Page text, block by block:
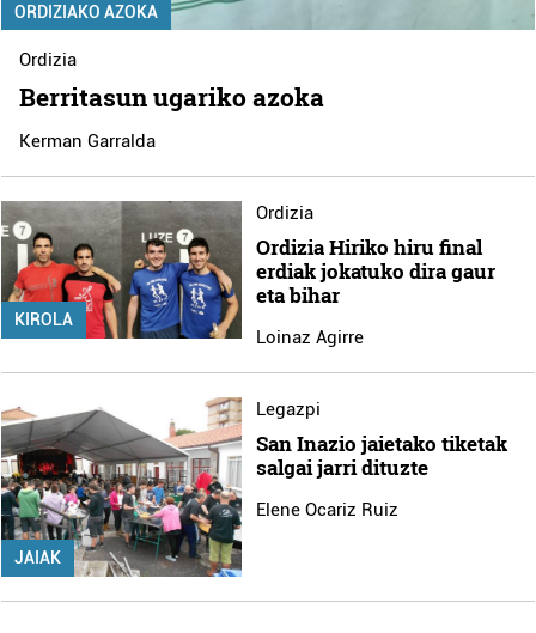
ORDIZIAKO AZOKA
Ordizia
Berritasun ugariko azoka
Kerman Garralda
KIROLA
Ordizia
Ordizia Hiriko hiru final
erdiak jokatuko dira gaur
eta bihar
Loinaz Agirre
JAIAK
Legazpi
San Inazio jaietako tiketak
salgai jarri dituzte
Elene Ocariz Ruiz